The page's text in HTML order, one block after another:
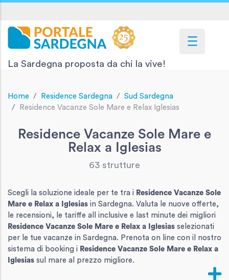
La Sardegna proposta da chi la vive!
Home Residence Sardegna
Sud Sardegna
Residence Vacanze Sole Mare e Relax Iglesias
Residence Vacanze Sole Mare e
Relax a Iglesias
63 strutture
Scegli la soluzione ideale per te tra i Residence Vacanze Sole
Mare e Relax a Iglesias in Sardegna. Valuta le nuove offerte,
le recensioni, le tariffe all inclusive e last minute dei migliori
Residence Vacanze Sole Mare e Relax a Iglesias selezionati
per le tue vacanze in Sardegna. Prenota on line con il nostro
sistema di booking i Residence Vacanze Sole Mare e Relax a
Iglesias sul mare al prezzo migliore.